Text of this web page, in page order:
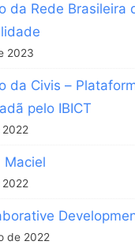
da Rede Brasileira
2023
da Civis –
pelo IBICT
Maciel
de 2022